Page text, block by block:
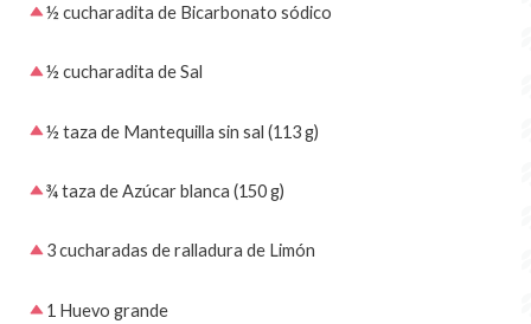
½ cucharadita de Bicarbonato sódico
½ cucharadita de Sal
½ taza de Mantequilla sin sal (113 g)
¾ taza de Azúcar blanca (150 g)
3 cucharadas de ralladura de Limón
1 Huevo grande